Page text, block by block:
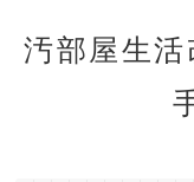
汚部屋生